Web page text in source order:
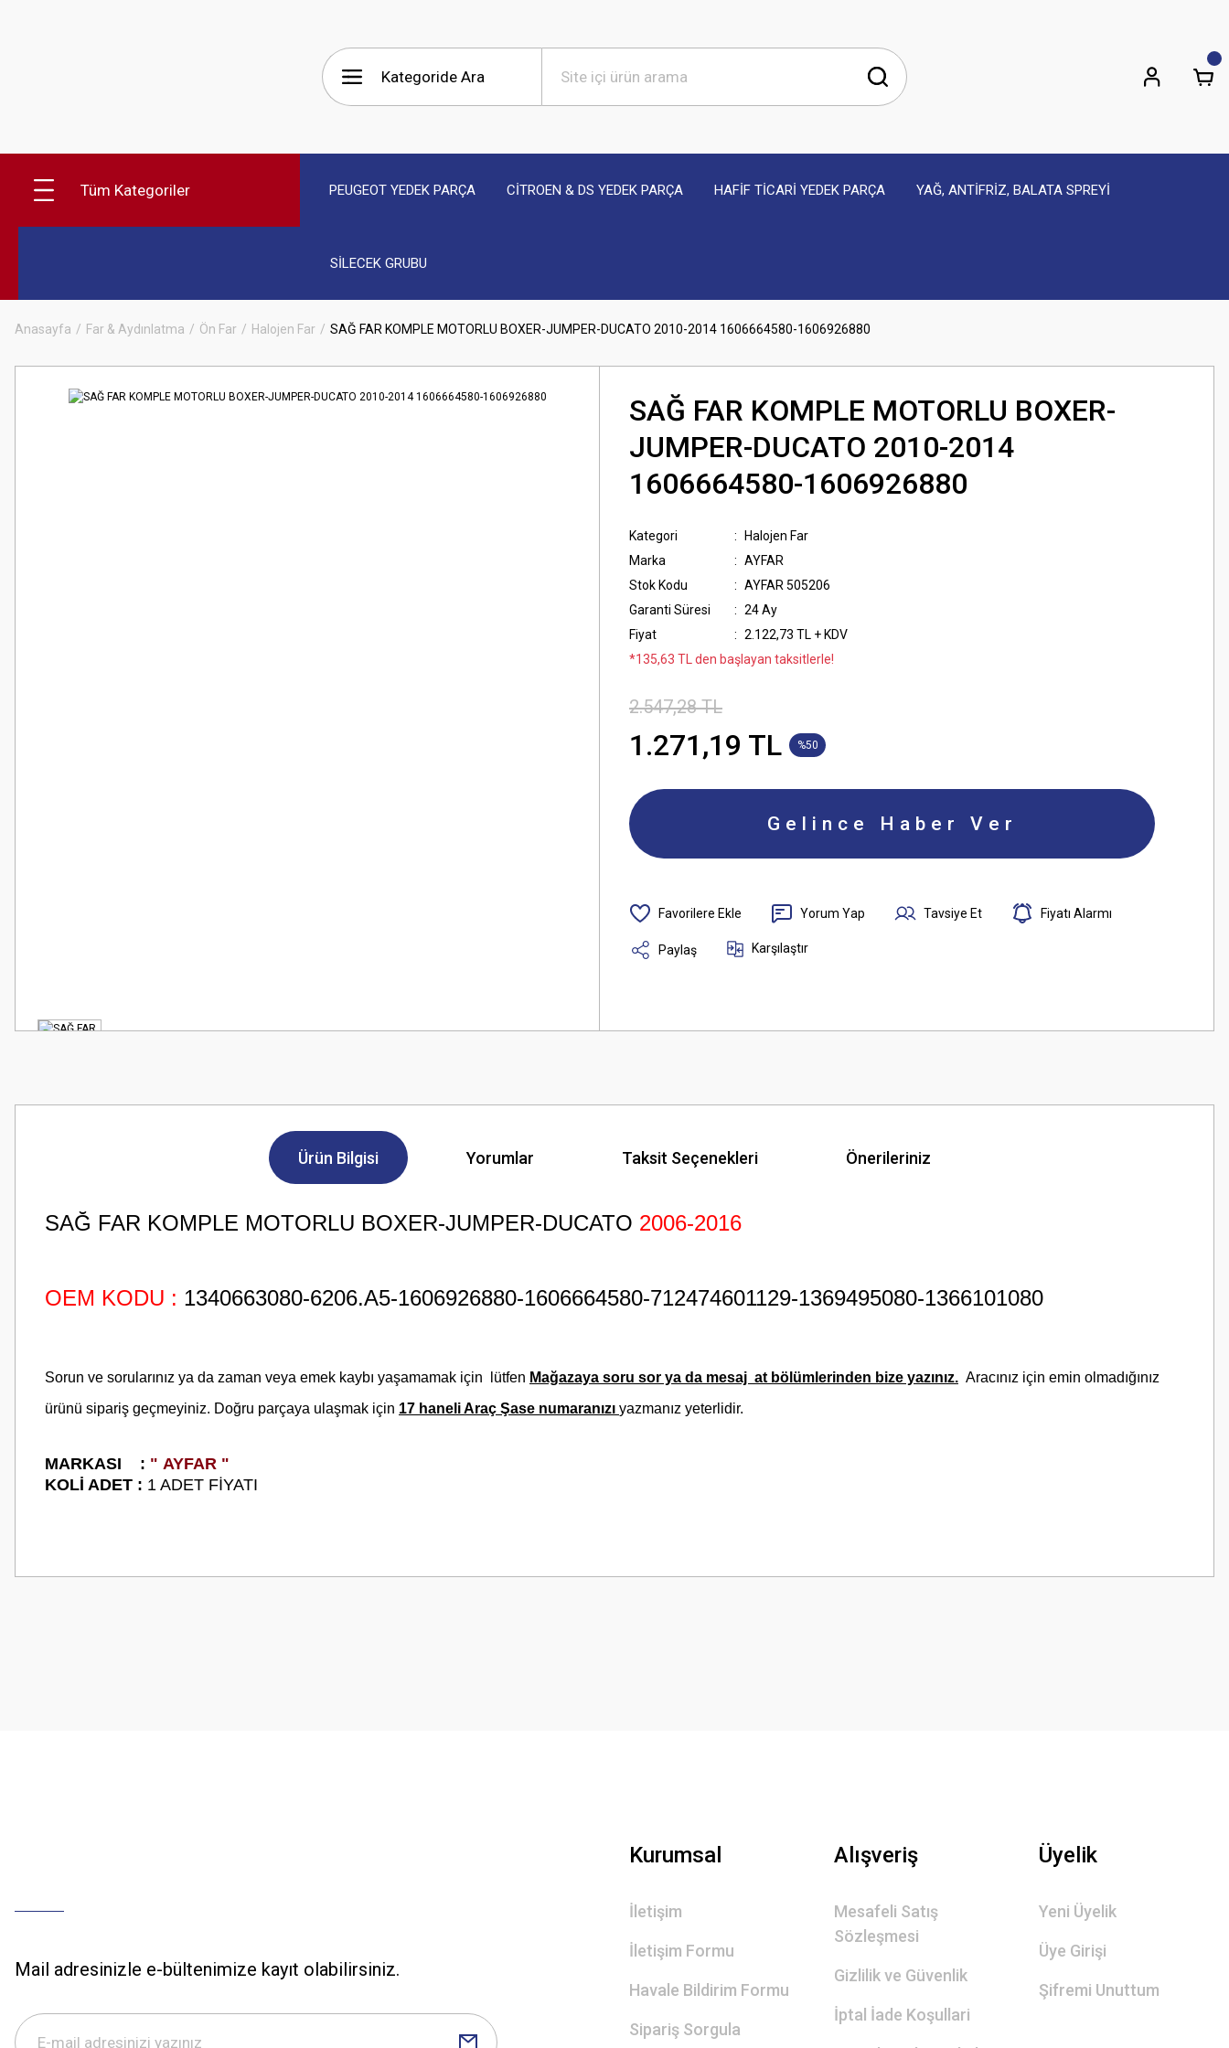
Tüm Kategoriler PEUGEOT YEDEK PARÇA CİTROEN & DS YEDEK PARÇA HAFİF TİCARİ YEDEK PARÇA YAĞ, ANTİFRİZ, BALATA SPREYİ
SİLECEK GRUBU
Anasayfa Far & Aydınlatma Ön Far Halojen Far SAĞ FAR KOMPLE MOTORLU BOXER-JUMPER-DUCATO 2010-2014 1606664580-1606926880
SAĞ FAR KOMPLE MOTORLU BOXER-
JUMPER-DUCATO 2010-2014
1606664580-1606926880
Kategori
Halojen Far
Marka
AYFAR
Stok Kodu
AYFAR 505206
Garanti Süresi
24 Ay
Fiyat
2.122,73 TL + KDV
*135,63 TL den başlayan taksitlerle!
2.547,28 TL
1.271,19 TL %50
Gelince Haber Ver
Yorum Yap Tavsiye Et Fiyatı Alarmı
Paylaş Karşılaştır
Ürün Bilgisi Yorumlar Taksit Seçenekleri Önerileriniz
SAĞ FAR KOMPLE MOTORLU BOXER-JUMPER-DUCATO 2006-2016
OEM KODU : 1340663080-6206.A5-1606926880-1606664580-712474601129-1369495080-1366101080
Sorun ve sorularınız ya da zaman veya emek kaybı yaşamamak için lütfen Mağazaya soru sor ya da mesaj at bölümlerinden bize yazınız. Aracınız için emin olmadığınız
ürünü sipariş geçmeyiniz. Doğru parçaya ulaşmak için 17 haneli Araç Şase numaranızı yazmanız yeterlidir.
MARKASI : " AYFAR "
KOLİ ADET : 1 ADET FİYATI
Görüş ve önerileriniz için teşekkür ederiz.
Mail adresinizle e-bültenimize kayıt olabilirsiniz.
Kurumsal
İletişim
İletişim Formu
Havale Bildirim Formu
Sipariş Sorgula
Alışveriş
Mesafeli Satış
Sözleşmesi
Gizlilik ve Güvenlik
İptal İade Koşullari
Üyelik
Yeni Üyelik
Üye Girişi
Şifremi Unuttum